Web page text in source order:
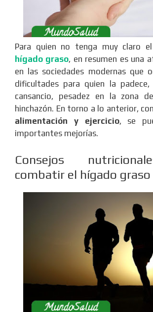
Para quien no tenga muy claro
hígado graso, en resumen es una
en las sociedades modernas que
dificultades para quien la padece,
cansancio, pesadez en la zona
hinchazón. En torno a lo anterior,
alimentación y ejercicio, se
importantes mejorías.
Consejos
combatir el hígado graso